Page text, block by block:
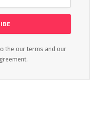
the our terms and our